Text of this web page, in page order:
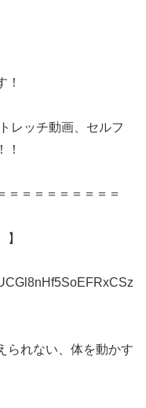
！
レッチ動画、セルフ
！
＝＝＝＝＝＝＝＝＝
られない、体を動かす